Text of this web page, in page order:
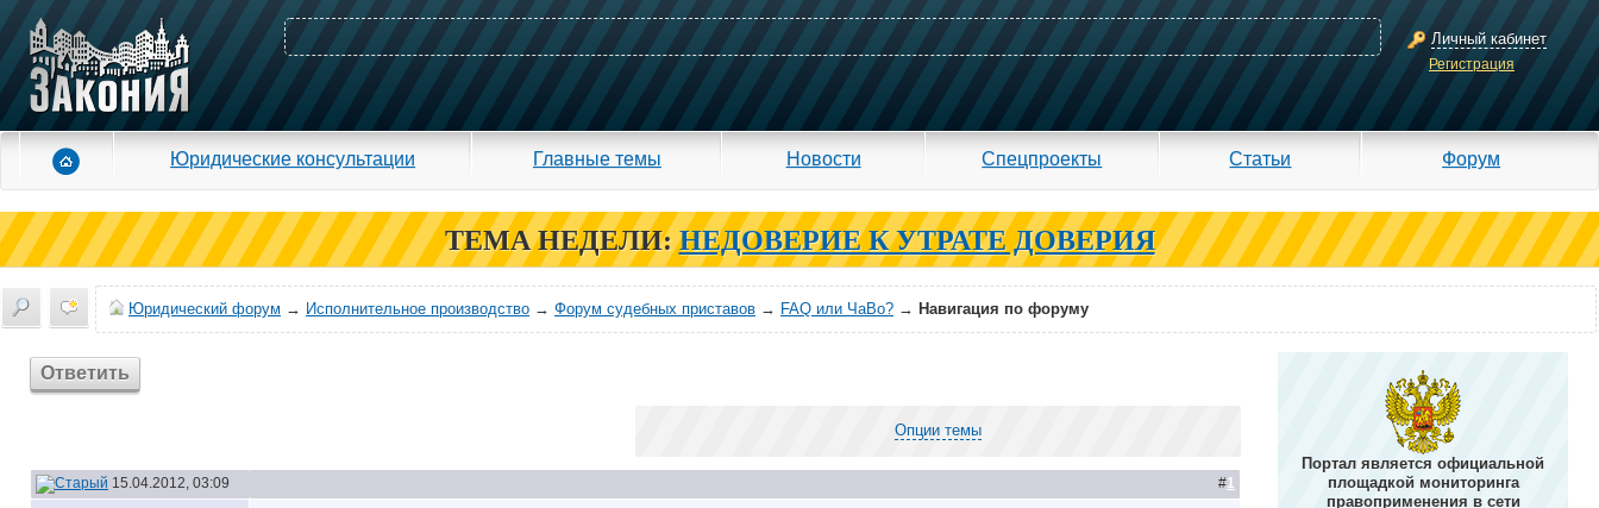
Личный кабинет
Регистрация
Юридические консультации Главные темы Новости Спецпроекты Статьи Форум
ТЕМА НЕДЕЛИ: НЕДОВЕРИЕ К УТРАТЕ ДОВЕРИЯ
Юридический форум → Исполнительное производство → Форум судебных приставов → FAQ или ЧаВо? → Навигация по форуму
Ответить
Опции темы
15.04.2012, 03:09 #1
Портал является официальной
площадкой мониторинга
правоприменения в сети